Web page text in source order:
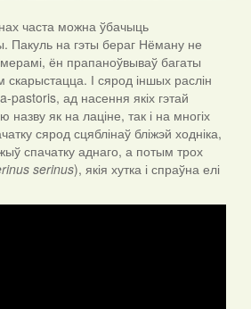
часта можна ўбачыць
Пакуль на гэты бераг Нёману не
ён прапаноўвываў багаты
І сярод іншых раслін
pastoris, ад насення якіх гэтай
назву як на лаціне, так і на многіх
сярод сцяблінаў бліжэй ходніка,
спачатку аднаго, а потым трох
serinus), якія хутка і спраўна елі